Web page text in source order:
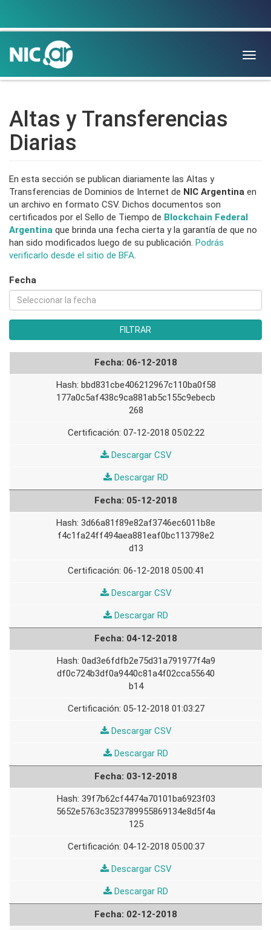
Altas y Transferencias
Diarias
En esta sección se publican diariamente las Altas y
Transferencias de Dominios de Internet de NIC Argentina en
un archivo en formato CSV. Dichos documentos son
certificados por el Sello de Tiempo de Blockchain Federal
Argentina que brinda una fecha cierta y la garantía de que no
han sido modificados luego de su publicación. Podrás
verificarlo desde el sitio de BFA.
Fecha
06-12-2018
bbd831cbe406212967c110ba0f58
177a0c5af438c9ca881ab5c155c9ebecb
268
07-12-2018 05:02:22
Descargar CSV06-
Descargar RD
12-
2018
05-12-2018
3d66a81f89e82af3746ec6011b8e
f4c1fa24ff494aea881eaf0bc113798e2
d13
06-12-2018 05:00:41
Descargar CSV05-
Descargar RD
12-
2018
04-12-2018
0ad3e6fdfb2e75d31a791977f4a9
df0c724b3df0a9440c81a4f02cca55640
b14
05-12-2018 01:03:27
Descargar CSV04-
Descargar RD
12-
2018
03-12-2018
39f7b62cf4474a70101ba6923f03
5652e5763c3523789955869134e8d5f4a
125
04-12-2018 05:00:37
Descargar CSV03-
Descargar RD
12-
2018
02-12-2018